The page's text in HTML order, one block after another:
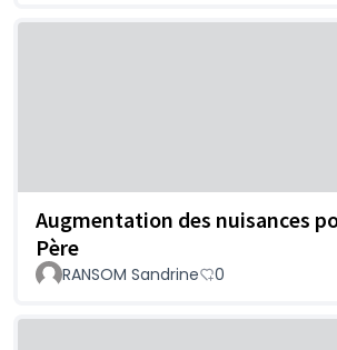
Augmentation des nuisances
Père
RANSOM Sandrine 0